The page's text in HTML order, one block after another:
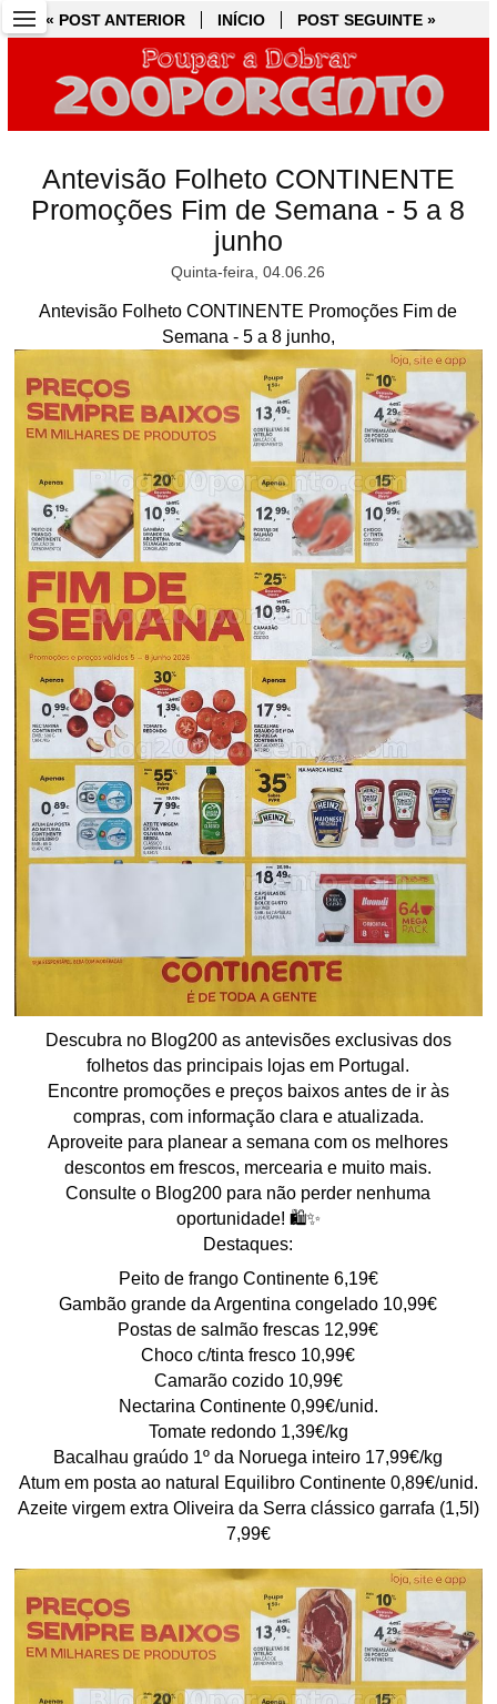
« POST ANTERIOR INÍCIO POST SEGUINTE »
Antevisão Folheto CONTINENTE
Promoções Fim de Semana - 5 a 8
junho
Quinta-feira, 04.06.26
Antevisão Folheto CONTINENTE Promoções Fim de
Semana - 5 a 8 junho,
Descubra no Blog200 as antevisões exclusivas dos
folhetos das principais lojas em Portugal.
Encontre promoções e preços baixos antes de ir às
compras, com informação clara e atualizada.
Aproveite para planear a semana com os melhores
descontos em frescos, mercearia e muito mais.
Consulte o Blog200 para não perder nenhuma
oportunidade! 🛍️✨
Destaques:
Peito de frango Continente 6,19€
Gambão grande da Argentina congelado 10,99€
Postas de salmão frescas 12,99€
Choco c/tinta fresco 10,99€
Camarão cozido 10,99€
Nectarina Continente 0,99€/unid.
Tomate redondo 1,39€/kg
Bacalhau graúdo 1º da Noruega inteiro 17,99€/kg
Atum em posta ao natural Equilibro Continente 0,89€/unid.
Azeite virgem extra Oliveira da Serra clássico garrafa (1,5l)
7,99€
« POST ANTERIOR INÍCIO POST SEGUINTE »